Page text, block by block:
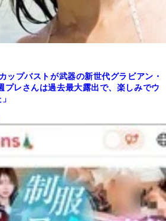
ップバストが武器の新世代グラビアン・
プレさんは過去最大露出で、楽しみでウ